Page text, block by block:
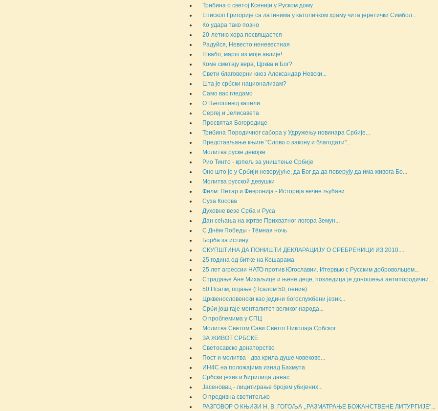
Трибина о светој Ксенији у Руском дому
Епископ Григорије са латинима у католичком храму чита јеретички Симбол...
Ко удара тако позно
20-летию хора посвящается
Радуйся, Невесто неневестная
Швабо, марш из моје авлије!
Коме сметају вера, Црква и Бог?
Свети благоверни кнез Александар Невски...
Шта је србски национализам?
Само вас гледамо
О Његошевој капели
Сергеј и Јелисавета
Пресвятая Богородице
Трибина Породичног сабора у Удружењу новинара Србије...
Представљање књиге "Слово о закону и благодати"...
Молитва руске девојке
Рио Тинто - крпељ за уништење Србије
Оно што је у Србији неверујуће, да Бог да да поверују да има живога Бо...
Молитва русской девушки
Филм: Петар и Февронија - Историја вечне љубави...
Суза Косова
Духовне везе Срба и Руса
Дан сећања на жртве Прихватног логора Земун...
С Днём Победы - Тёмная ночь
Борба за истину
СКУПШТИНА ДА ПОНИШТИ ДЕКЛАРАЦИЈУ О СРЕБРЕНИЦИ ИЗ 2010....
25 година од битке на Кошарама
25 лет агрессии НАТО против Югославии. Итервью с Русским добровольцем...
Страдање Ане Михаљице и њене деце, поsледица је доношења антипородични...
50 Псалм, појање (Псалом 50, пение)
Црквенословенски као једини богослужбени језик...
Срби још гаје менталитет великог народа...
О проблемима у СПЦ
Молитва Светом Сави Светог Николаја Србског...
ЗА ЖИВОТ СРБСКЕ
Светосавско донаторство
Пост и молитва - два крила душе човекове...
ИН4С на положајима изнад Бахмута
Србски језик и ћирилица данас
Јасеновац - лицитирање бројем убијених...
О предивна светитељко
РАЗГОВОР О КЊИЗИ Н. В. ГОГОЉА ,,РАЗМАТРАЊЕ БОЖАНСТВЕНЕ ЛИТУРГИЈЕ"...